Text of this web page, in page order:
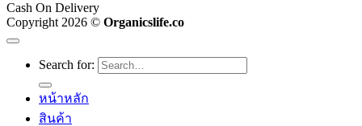
Cash On Delivery
Copyright 2026 © Organicslife.co
Search for:
หน้าหลัก
สินค้า